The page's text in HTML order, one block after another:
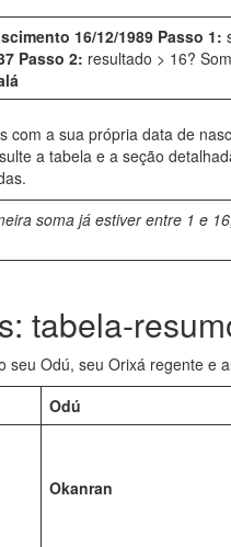
16/12/1989 Passo 1:
Passo 2: resultado > 16?
com a sua própria data de
a tabela e a seção
soma já estiver entre 1 e
tabela-
seu Odú, seu Orixá regente e
Odú
Okanran